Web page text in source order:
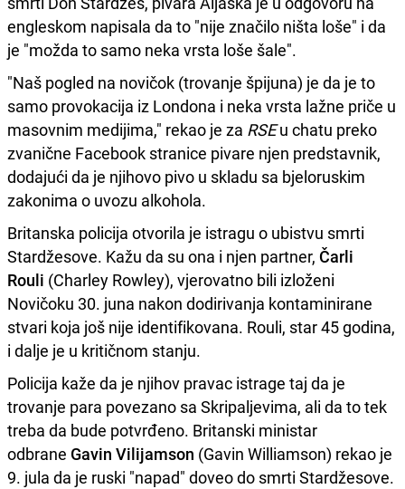
engleskom napisala da to "nije značilo ništa loše" i da
je "možda to samo neka vrsta loše šale".
"Naš pogled na novičok (trovanje špijuna) je da je to
samo provokacija iz Londona i neka vrsta lažne priče u
masovnim medijima," rekao je za RSEu chatu preko
zvanične Facebook stranice pivare njen predstavnik,
dodajući da je njihovo pivo u skladu sa bjeloruskim
zakonima o uvozu alkohola.
Britanska policija otvorila je istragu o ubistvu smrti
Stardžesove. Kažu da su ona i njen partner, Čarli
Rouli (Charley Rowley), vjerovatno bili izloženi
Novičoku 30. juna nakon dodirivanja kontaminirane
stvari koja još nije identifikovana. Rouli, star 45 godina,
i dalje je u kritičnom stanju.
Policija kaže da je njihov pravac istrage taj da je
trovanje para povezano sa Skripaljevima, ali da to tek
treba da bude potvrđeno. Britanski ministar
odbrane Gavin Vilijamson (Gavin Williamson) rekao je
9. jula da je ruski "napad" doveo do smrti Stardžesove.